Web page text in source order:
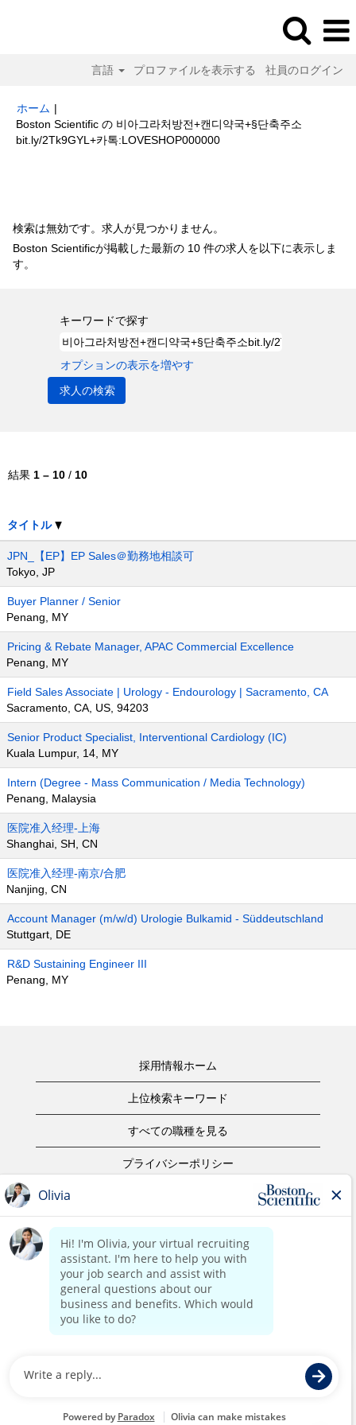
言語 プロファイルを表示する 社員のログイン
ホーム |
Boston Scientific の 비아그라처방전+캔디약국+§단축주소
bit.ly/2Tk9GYL+카톡:LOVESHOP000000(現
検索は無効です。求人が見つかりません。
Boston Scientificが掲載した最新の 10 件の求人を以下に表示しま
す。
キーワードで探す
オプションの表示を増やす
結果 1 – 10 / 10
タイトル
JPN_【EP】EP Sales＠勤務地相談可
Tokyo, JP
Buyer Planner / Senior
Penang, MY
Pricing & Rebate Manager, APAC Commercial Excellence
Penang, MY
Field Sales Associate | Urology - Endourology | Sacramento, CA
Sacramento, CA, US, 94203
Senior Product Specialist, Interventional Cardiology (IC)
Kuala Lumpur, 14, MY
Intern (Degree - Mass Communication / Media Technology)
Penang, Malaysia
医院准入经理-上海
Shanghai, SH, CN
医院准入经理-南京/合肥
Nanjing, CN
Account Manager (m/w/d) Urologie Bulkamid - Süddeutschland
Stuttgart, DE
R&D Sustaining Engineer III
Penang, MY
採用情報ホーム
上位検索キーワード
すべての職種を見る
プライバシーポリシー
著作権表示
お問合せ
ボストン・サイエンティフィックウェブサイトホーム
©2017 Boston Scientific or its affiliates. All rights reserved.